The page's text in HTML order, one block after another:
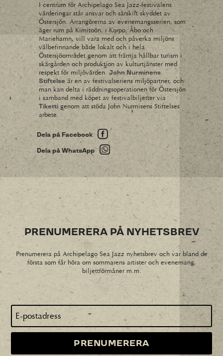
I centrum för Archipelago Sea Jazz-festivalens
värderingar står ansvar och särskilt skyddet av
Östersjön. Arrangörerna av evenemangsserien, som
äger rum på Kimitoön, i Korpo, Åbo och
Mariehamn, vill vara med och påverka miljöns
välbefinnande både lokalt och i hela
Östersjöområdet genom att främja hållbar turism i
skärgården och produktion av kulturtjänster med
respekt för miljövärden. John Nurminens
Stiftelseär en av festivalseriens miljöpartner, och
man kan delta i räddningsoperationen för Östersjön
i samband med köpet av festivalbiljetter via
Tikettigenom att stöda John Nurmisens Stiftelses
arbete.
Dela på Facebook
Dela på WhatsApp
PRENUMERERA PÅ NYHETSBREV
Prenumerera på Archipelago Sea Jazz nyhetsbrev och var bland de
första som får höra om sommarens artister och evenemang,
biljettförmåner m.m.